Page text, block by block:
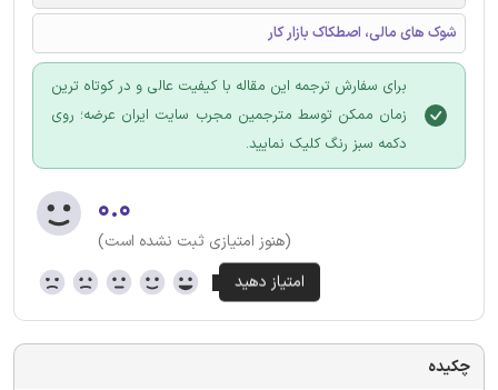
شوک های مالی، اصطکاک بازار کار
برای سفارش ترجمه این مقاله با کیفیت عالی و در کوتاه ترین
زمان ممکن توسط مترجمین مجرب سایت ایران عرضه؛ روی
دکمه سبز رنگ کلیک نمایید.
۰.۰
(هنوز امتیازی ثبت نشده است)
چکیده